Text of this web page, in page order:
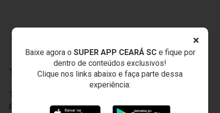
×
Baixe agora o SUPER APP CEARÁ SCe fique por
dentro de conteúdos exclusivos!
Clique nos links abaixo e faça parte dessa
experiência:
Titulares:
1- Luciano , 2- Maurício , 3- Escuro , 4- Juninho , 5-
Pêu , 6- Luiz Eduardo , 7- Jaildo , 8- Dadá , 9- Willian ,